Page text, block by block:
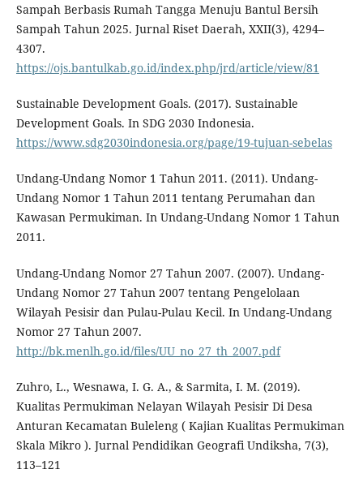
Sampah Berbasis Rumah Tangga Menuju Bantul Bersih
Sampah Tahun 2025. Jurnal Riset Daerah, XXII(3), 4294–
4307.
https://ojs.bantulkab.go.id/index.php/jrd/article/view/81
Sustainable Development Goals. (2017). Sustainable
Development Goals. In SDG 2030 Indonesia.
https://www.sdg2030indonesia.org/page/19-tujuan-sebelas
Undang-Undang Nomor 1 Tahun 2011. (2011). Undang-
Undang Nomor 1 Tahun 2011 tentang Perumahan dan
Kawasan Permukiman. In Undang-Undang Nomor 1 Tahun
2011.
Undang-Undang Nomor 27 Tahun 2007. (2007). Undang-
Undang Nomor 27 Tahun 2007 tentang Pengelolaan
Wilayah Pesisir dan Pulau-Pulau Kecil. In Undang-Undang
Nomor 27 Tahun 2007.
http://bk.menlh.go.id/files/UU_no_27_th_2007.pdf
Zuhro, L., Wesnawa, I. G. A., & Sarmita, I. M. (2019).
Kualitas Permukiman Nelayan Wilayah Pesisir Di Desa
Anturan Kecamatan Buleleng ( Kajian Kualitas Permukiman
Skala Mikro ). Jurnal Pendidikan Geografi Undiksha, 7(3),
113–121